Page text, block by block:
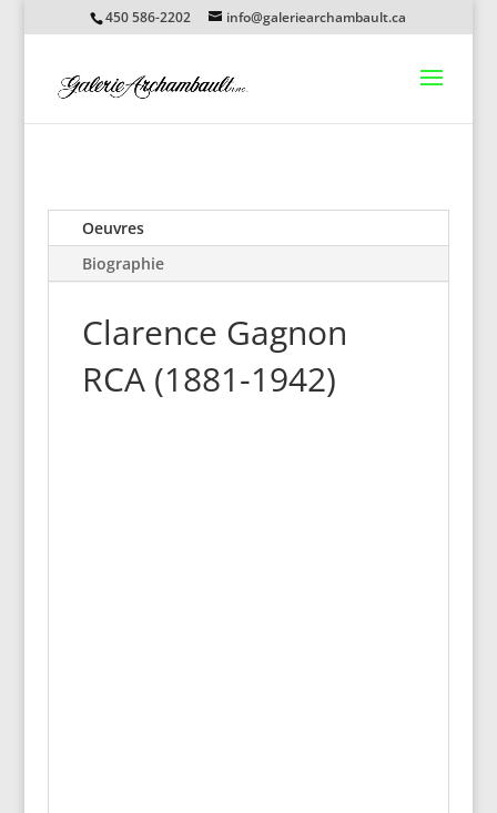
450 586-2202 info@galeriearchambault.ca
Oeuvres
Biographie
Clarence Gagnon
RCA (1881-1942)